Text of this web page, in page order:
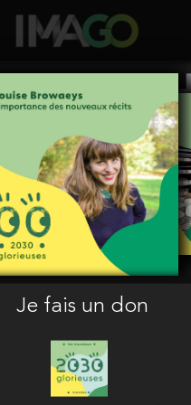
Je fais un don
euros
Valider
Votre adresse mail n'est pas